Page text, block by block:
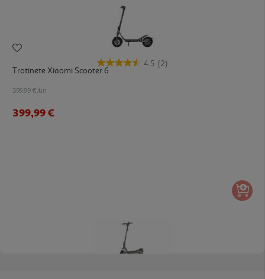
4.5 (2)
Trotinete Xiaomi Scooter 6
399.99 €/un
399,99 €